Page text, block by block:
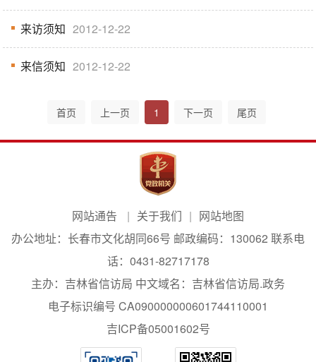
来访须知 2012-12-22
来信须知 2012-12-22
首页 上一页 1 下一页 尾页
网站通告 关于我们
网站地图
办公地址：长春市文化胡同66号 邮政编码：130062 联系电
话：0431-82717178
主办：吉林省信访局 中文域名：吉林省信访局.政务
电子标识编号 CA090000000601744110001
吉ICP备05001602号